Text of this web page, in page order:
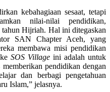
kebahagiaan sesaat, tetapi
nilai-nilai pendidikan,
Hijriah. Hal ini ditegaskan
SAN Chapter Aceh, yang
membawa misi pendidikan
keSOS Village ini adalah untuk
pendidikan dengan
dan berbagi pengetahuan
Islam,” jelasnya.